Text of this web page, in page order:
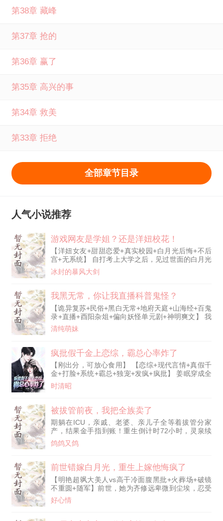
第38章 藏峰
第37章 抢的
第36章 赢了
第35章 高兴的事
第34章 救美
第33章 拒绝
全部章节目录
人气小说推荐
游戏网友是学姐？还是洋妞校花！
【洋妞女友+甜甜恋爱+真实校园+白月光后悔+不后
宫+无系统】 自打考上大学之后，见过世面的白月光
学姐就变了。 说好考上同一所大学就在一起，没曾
想在李阳拿到录取通知书这天，却突然反悔，并提出
面对白月光的考验，李阳想都没想，拿上钱反手就去
了4S店，成为了尊贵的野马车主。 看到李阳提车当
天发的朋友圈，白月光还以为他是在跟自己赌气。
殊不知李阳提完车之后，扭头就跟自己的读者妹子打
游戏去了。 然而让李阳也没想到的是，屏幕对面满
终没能等到李阳回心转意的白月光，终于按耐不住，
开始疯狂后悔。 白月光：“李阳，你那边怎么有洋妞
的声音？” 李阳美滋滋地搂着毛妹的细腰：“外语好
啊，外语得学！” “人家不要车，不要房，也不要彩
礼。” “学姐，我也学会睁眼看世界了。”
冰封的暴风大剑
我黑无常，你让我直播科普鬼怪？
【诡异复苏+民俗+黑白无常+地府天庭+山海经+百鬼
录+直播+酉阳杂俎+偏向妖怪单元剧+神明爽文】 我
叫江祈，职业生涯高光是勾了孙悟空的魂。 人间直
播界的泥石流，地府人脉圈的天花板。 在下不才，
大圣拜过把子、现任阎王是我义妹、我大哥是真武大
帝、我兄弟是神兽獬豸、八仙与我是竹林之交、财神
赵公明是我债主。 沉香撕了生死簿，是二郎真君请
我打的掩护，哪吒与我是莫
清纯萌妹
疯批假千金上恋综，霸总心率炸了
【刚出分，可放心食用】 【恋综+现代言情+真假千
金+打脸+系统+霸总+独宠+发疯+疯批】 姜眠穿成全
网黑假千金，医院门口刚醒，就被影帝前男友一
句“我和姜小姐不熟”钉上热搜； 叮！【爽值系统绑定
姜眠抢过狗仔话筒直播分手：“不熟？你花我资源时
挺熟啊。” 【爽值+999，现金到账10万】黑粉连麦骂
她疯，她反手普法报警； 白莲真千金哭诉被抢人
生，她挑眉：“你
时清昭
被拔管前夜，我把全族卖了
期躺在ICU，亲戚、老婆、亲儿子全等着拔管分家
产，结果金手指到账！重生倒计时72小时，灵泉续
命、储物保鲜、物资可随身携带！（冷笑）“都想我
死？那我就掀桌！”
鸽鸽又鸽
前世错嫁白月光，重生上嫁他悔疯了
【明艳超飒大美人vs高干冷面腹黑批+火葬场+破镜
不重圆+随军】前世，她为齐修远卑微到尘埃，忍受
数十年冷暴力，他却任由白月光对她踩踏羞辱，最终
换来一份离婚协议和一句“你怎么还不去死”。她惨死
好心情